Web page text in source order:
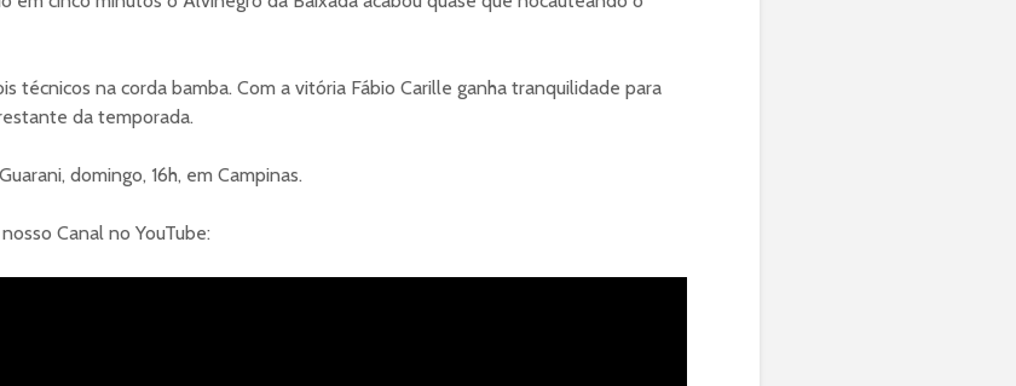
técnicos na corda bamba. Com a vitória Fábio Carille ganha tranquilidade para
da temporada.
domingo, 16h, em Campinas.
Canal no YouTube: